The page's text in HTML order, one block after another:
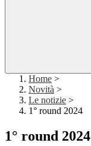
Home >
Novità >
Le notizie >
1° round 2024
1° round 2024